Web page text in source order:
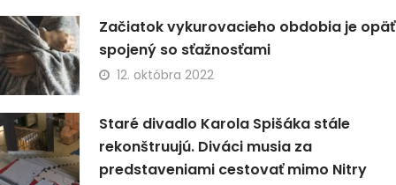
Začiatok vykurovacieho obdobia je opäť
spojený so sťažnosťami
12. októbra 2022
Staré divadlo Karola Spišáka stále
rekonštruujú. Diváci musia za
predstaveniami cestovať mimo Nitry